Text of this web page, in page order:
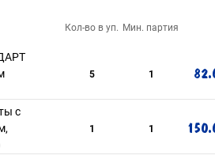
Кол-во в уп. Мин. партия
5 1
с
1 1